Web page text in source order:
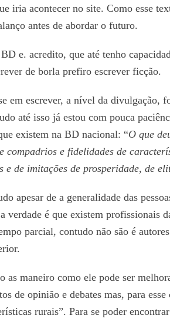
iria acontecer no site. Como esse
antes de abordar o futuro.
e. acredito, que até tenho
de borla prefiro escrever ficção.
em escrever, a nível da divulgação,
até isso já estou com pouca
existem na BD nacional: “O que
compadrios e fidelidades de
e de imitações de prosperidade, de
apesar de a generalidade das
é que existem profissionais
parcial, contudo não são é
maneiro como ele pode ser
de opinião e debates mas, para
rurais”. Para se poder